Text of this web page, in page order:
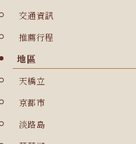
交通資訊
推薦行程
地區
天橋立
京都市
淡路島